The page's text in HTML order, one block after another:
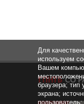
Для
используем
Вашем
браузера; тип
экрана;